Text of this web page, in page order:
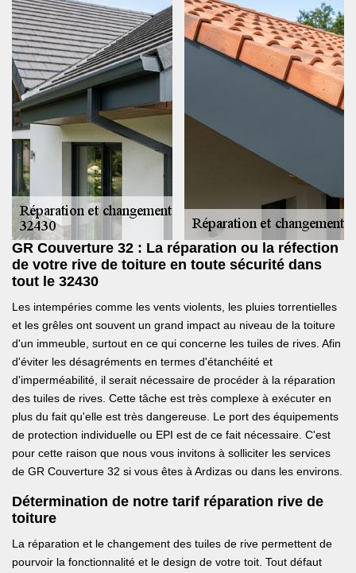
GR Couverture 32 : La réparation ou la réfection
de votre rive de toiture en toute sécurité dans
tout le 32430
Les intempéries comme les vents violents, les pluies torrentielles
et les grêles ont souvent un grand impact au niveau de la toiture
d'un immeuble, surtout en ce qui concerne les tuiles de rives. Afin
d'éviter les désagréments en termes d'étanchéité et
d'imperméabilité, il serait nécessaire de procéder à la réparation
des tuiles de rives. Cette tâche est très complexe à exécuter en
plus du fait qu'elle est très dangereuse. Le port des équipements
de protection individuelle ou EPI est de ce fait nécessaire. C'est
pour cette raison que nous vous invitons à solliciter les services
de GR Couverture 32 si vous êtes à Ardizas ou dans les environs.
Détermination de notre tarif réparation rive de
toiture
La réparation et le changement des tuiles de rive permettent de
pourvoir la fonctionnalité et le design de votre toit. Tout défaut